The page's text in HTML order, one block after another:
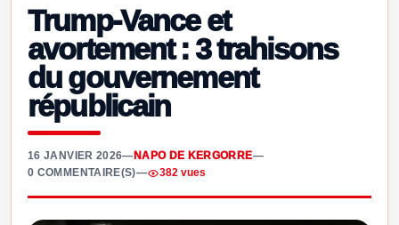
Trump-Vance et
avortement : 3 trahisons
du gouvernement
républicain
16 JANVIER 2026— NAPO DE KERGORRE—
0 COMMENTAIRE(S)— 382 vues